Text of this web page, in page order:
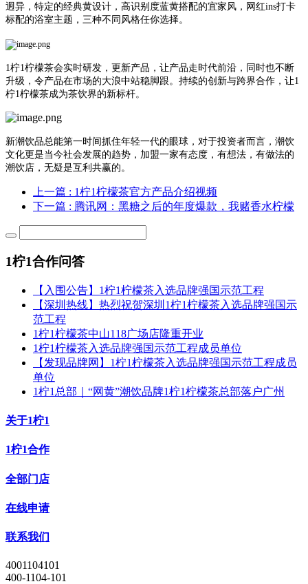
迥异，特定的经典黄设计，高识别度蓝黄搭配的宜家风，网红ins打卡
标配的浴室主题，三种不同风格任你选择。
1柠1柠檬茶会实时研发，更新产品，让产品走时代前沿，同时也不断
升级，令产品在市场的大浪中站稳脚跟。持续的创新与跨界合作，让1
柠1柠檬茶成为茶饮界的新标杆。
新潮饮品总能第一时间抓住年轻一代的眼球，对于投资者而言，潮饮
文化更是当今社会发展的趋势，加盟一家有态度，有想法，有做法的
潮饮店，无疑是互利共赢的。
上一篇 : 1柠1柠檬茶官方产品介绍视频
下一篇 : 腾讯网：黑糖之后的年度爆款，我赌香水柠檬
1柠1合作问答
【入围公告】1柠1柠檬茶入选品牌强国示范工程
【深圳热线】热烈祝贺深圳1柠1柠檬茶入选品牌强国示
范工程
1柠1柠檬茶中山118广场店隆重开业
1柠1柠檬茶入选品牌强国示范工程成员单位
【发现品牌网】1柠1柠檬茶入选品牌强国示范工程成员
单位
1柠1总部｜“网黄”潮饮品牌1柠1柠檬茶总部落户广州
关于1柠1
1柠1合作
全部门店
在线申请
联系我们
4001104101
400-1104-101